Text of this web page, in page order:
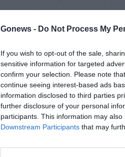
Gonews - Do Not Process My
If you wish to opt-out of the sale,
sensitive information for targeted
confirm your selection. Please note
continue seeing interest-based ads
information disclosed to third parties
further disclosure of your personal
participants. This information may
Downstream Participants that may